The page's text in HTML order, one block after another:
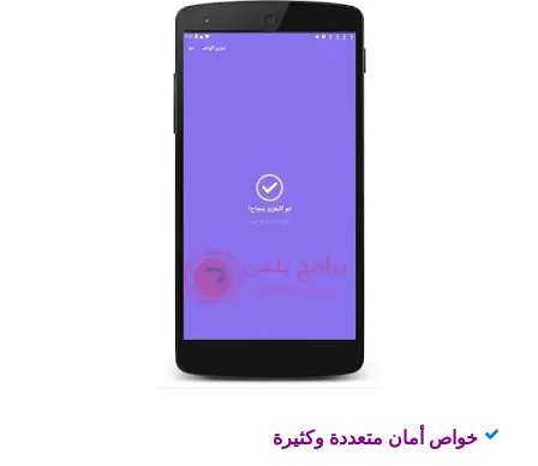
خواص أمان متعددة وكثيرة